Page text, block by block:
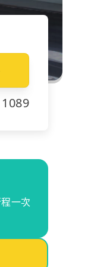
1089
一次